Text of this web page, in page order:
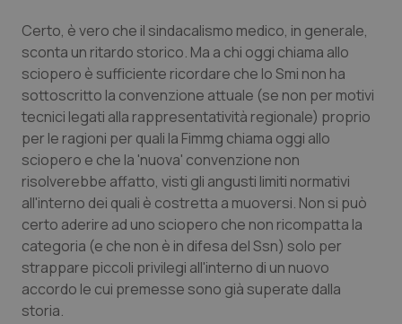
Calabria
Campania
Emilia-Romagna
Friuli Venezia Giulia
Lazio
Liguria
Asma & BPCO
Car-T
Colesterolo & coronaropatie
Dermatite Atopica
Diabete & glucometri
Disturbi dell’umore
Certo, è vero che il sindacalismo medico, in generale,
sconta un ritardo storico. Ma a chi oggi chiama allo
sciopero è sufficiente ricordare che lo Smi non ha
sottoscritto la convenzione attuale (se non per motivi
tecnici legati alla rappresentatività regionale) proprio
per le ragioni per quali la Fimmg chiama oggi allo
sciopero e che la 'nuova' convenzione non
risolverebbe affatto, visti gli angusti limiti normativi
all'interno dei quali è costretta a muoversi. Non si può
certo aderire ad uno sciopero che non ricompatta la
categoria (e che non è in difesa del Ssn) solo per
strappare piccoli privilegi all'interno di un nuovo
accordo le cui premesse sono già superate dalla
storia.